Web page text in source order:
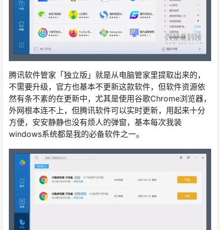
腾讯软件管家「独立版」就是从电脑管家里提取出来的，
不需要升级，官方也基本不更新这款软件，但软件资源依
然有条不紊的在更新中，尤其是使用谷歌Chrome浏览器，
外网根本连不上，但腾讯软件可以实时更新，用起来十分
方便，安安静静也没有烦人的弹窗，基本每次我装
windows系统都是我的必备软件之一。